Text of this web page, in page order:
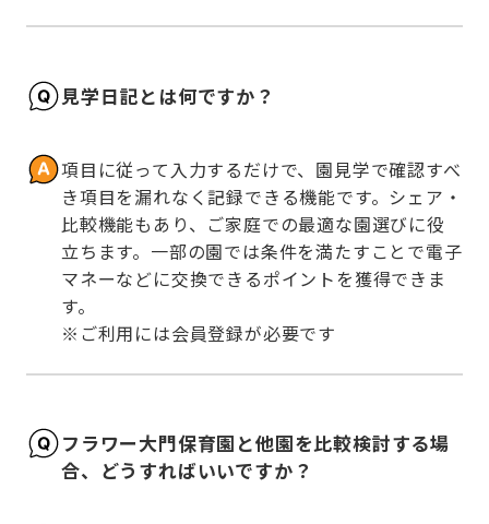
見学日記とは何ですか？
項目に従って入力するだけで、園見学で確認すべ
き項目を漏れなく記録できる機能です。シェア・
比較機能もあり、ご家庭での最適な園選びに役
立ちます。一部の園では条件を満たすことで電子
マネーなどに交換できるポイントを獲得できま
す。
※ご利用には会員登録が必要です
フラワー大門保育園と他園を比較検討する場
合、どうすればいいですか？